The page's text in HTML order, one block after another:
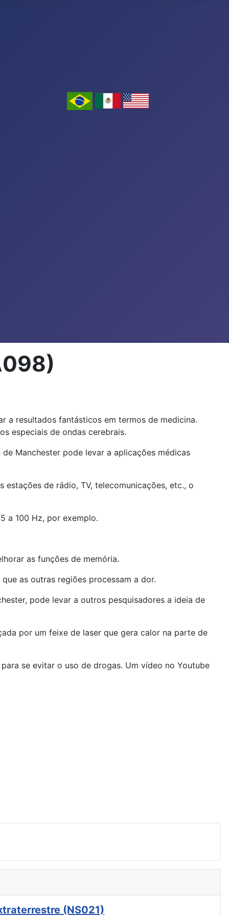
a resultados fantásticos em termos de medicina.
especiais de ondas cerebrais.
Manchester pode levar a aplicações médicas
de rádio, TV, telecomunicações, etc., o
a 100 Hz, por exemplo.
as funções de memória.
as outras regiões processam a dor.
pode levar a outros pesquisadores a ideia de
por um feixe de laser que gera calor na parte de
se evitar o uso de drogas. Um vídeo no Youtube
(NS021)